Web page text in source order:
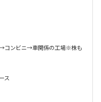
コンビニ→車関係の工場※株も
ス